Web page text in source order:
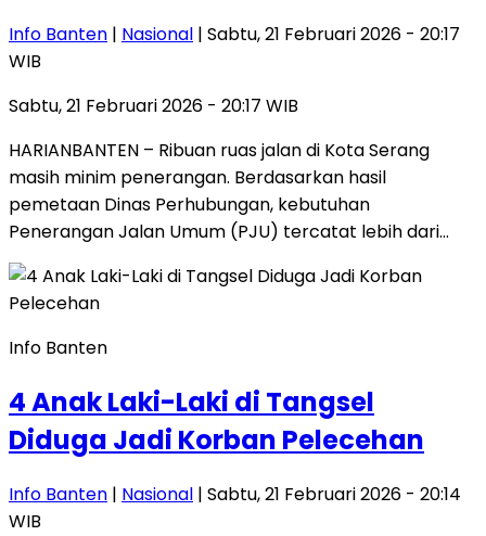
Info Banten | Nasional | Sabtu, 21 Februari 2026 - 20:17
WIB
Sabtu, 21 Februari 2026 - 20:17 WIB
HARIANBANTEN – Ribuan ruas jalan di Kota Serang
masih minim penerangan. Berdasarkan hasil
pemetaan Dinas Perhubungan, kebutuhan
Penerangan Jalan Umum (PJU) tercatat lebih dari…
Info Banten
4 Anak Laki-Laki di Tangsel
Diduga Jadi Korban Pelecehan
Info Banten | Nasional | Sabtu, 21 Februari 2026 - 20:14
WIB